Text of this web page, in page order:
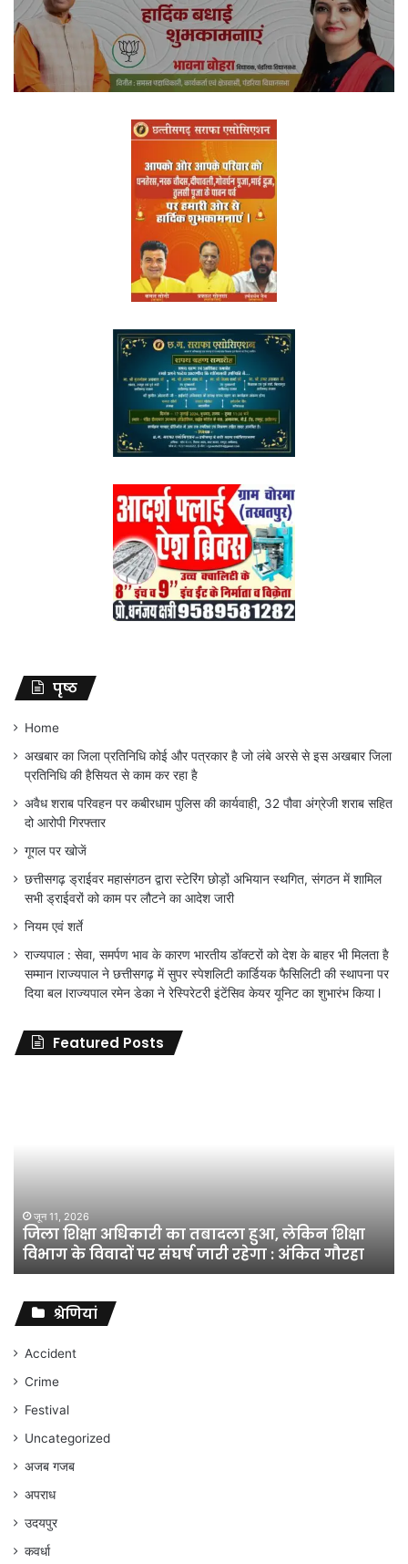
पृष्ठ
Home
अखबार का जिला प्रतिनिधि कोई और पत्रकार है जो लंबे अरसे से इस अखबार जिला
प्रतिनिधि की हैसियत से काम कर रहा है
अवैध शराब परिवहन पर कबीरधाम पुलिस की कार्यवाही, 32 पौवा अंग्रेजी शराब सहित
दो आरोपी गिरफ्तार
गूगल पर खोजें
छत्तीसगढ़ ड्राईवर महासंगठन द्वारा स्टेरिंग छोड़ों अभियान स्थगित, संगठन में शामिल
सभी ड्राईवरों को काम पर लौटने का आदेश जारी
नियम एवं शर्ते
राज्यपाल : सेवा, समर्पण भाव के कारण भारतीय डॉक्टरों को देश के बाहर भी मिलता है
सम्मान lराज्यपाल ने छत्तीसगढ़ में सुपर स्पेशलिटी कार्डियक फैसिलिटी की स्थापना पर
दिया बल lराज्यपाल रमेन डेका ने रेस्पिरेटरी इंटेंसिव केयर यूनिट का शुभारंभ किया l
Featured Posts
शिक्षा
विभाग
विवादों
संघर्ष
जारी
रहेगा
अंकित
गौरहा
जून 11, 2026
जिला शिक्षा अधिकारी का तबादला हुआ, लेकिन शिक्षा
विभाग के विवादों पर संघर्ष जारी रहेगा : अंकित गौरहा
श्रेणियां
Accident
Crime
Festival
Uncategorized
अजब गजब
अपराध
उदयपुर
कवर्धा